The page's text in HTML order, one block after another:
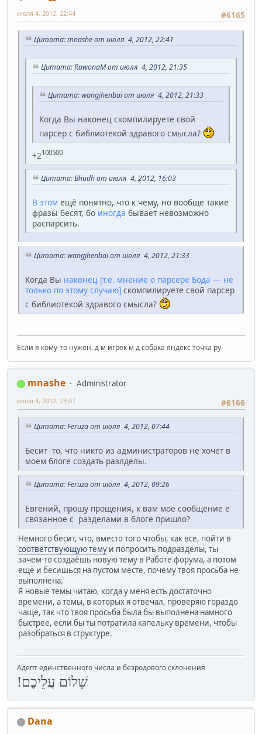
#6165
июля 4, 2012, 22:44
Цитата: mnashe от июля 4, 2012, 22:41
Цитата: RawonaM от июля 4, 2012, 21:35
Цитата: wangjhenbai от июля 4, 2012, 21:33
Когда Вы наконец скомпилируете свой
парсер с библиотекой здравого смысла?
+2100500
Цитата: Bhudh от июля 4, 2012, 16:03
В этом ещё понятно, что к чему, но вообще такие
фразы бесят, бо иногда бывает невозможно
распарсить.
Цитата: wangjhenbai от июля 4, 2012, 21:33
Когда Вы наконец [т.е. мнение о парсере Бода — не
только по этому случаю] скомпилируете свой парсер
с библиотекой здравого смысла?
Если я кому-то нужен, д м игрек м д собака яндекс точка ру.
mnashe
Administrator
#6166
июля 4, 2012, 23:07
Цитата: Feruza от июля 4, 2012, 07:44
Бесит то, что никто из администраторов не хочет в
моем блоге создать разлделы.
Цитата: Feruza от июля 4, 2012, 09:26
Евгений, прошу прощения, к вам мое сообщение е
связанное с разделами в блоге пришло?
Немного бесит, что, вместо того чтобы, как все, пойти в
соответствующую тему и попросить подразделы, ты
зачем-то создаёшь новую тему в Работе форума, а потом
ещё и бесишься на пустом месте, почему твоя просьба не
выполнена.
Я новые темы читаю, когда у меня есть достаточно
времени, а темы, в которых я отвечал, проверяю гораздо
чаще, так что твоя просьба была бы выполнена намного
быстрее, если бы ты потратила капельку времени, чтобы
разобраться в структуре.
Адепт единственного числа и безродового склонения
שָׁלוֹם עֲלֵיכֶם!
Dana